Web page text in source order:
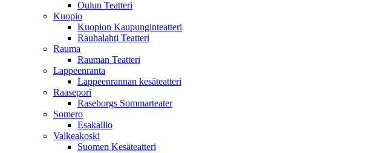
Oulun Teatteri
Kuopio
Kuopion Kaupunginteatteri
Rauhalahti Teatteri
Rauma
Rauman Teatteri
Lappeenranta
Lappeenrannan kesäteatteri
Raasepori
Raseborgs Sommarteater
Somero
Esakallio
Valkeakoski
Suomen Kesäteatteri